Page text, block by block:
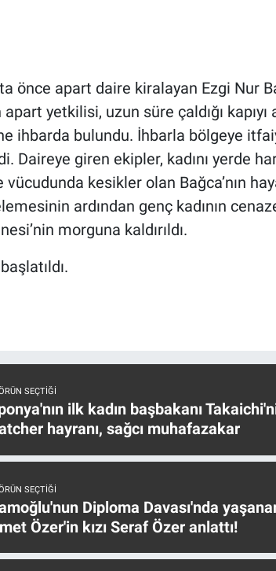
önce apart daire kiralayan Ezgi Nur
yetkilisi, uzun süre çaldığı kapıyı
ihbarda bulundu. İhbarla bölgeye
Daireye giren ekipler, kadını yerde
kesikler olan Bağca’nın
ardından genç kadının
morguna kaldırıldı.
SEÇTIĞI
ilk kadın başbakanı
hayranı, sağcı muhafazakar
SEÇTIĞI
Diploma Davası'nda
Özer'in kızı Seraf Özer anlattı!